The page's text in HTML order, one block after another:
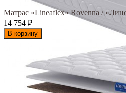
Матрас «Lineaflex» Rovenna /
14 754 ₽
В корзину